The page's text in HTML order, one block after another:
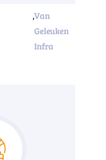
,Van
Geleuken
Infra